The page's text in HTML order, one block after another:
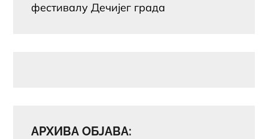
фестивалу Дечијег града
АРХИВА ОБЈАВА: